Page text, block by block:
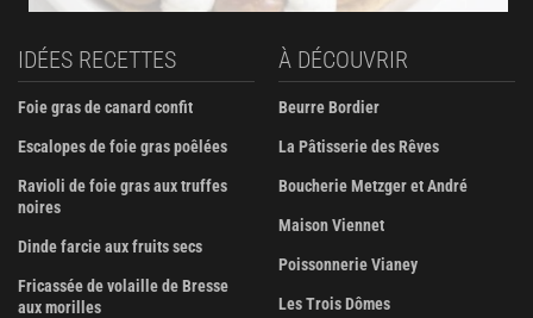
IDÉES RECETTES
Foie gras de canard confit
Escalopes de foie gras poêlées
Ravioli de foie gras aux truffes
noires
Dinde farcie aux fruits secs
Fricassée de volaille de Bresse
aux morilles
À DÉCOUVRIR
Beurre Bordier
La Pâtisserie des Rêves
Boucherie Metzger et André
Maison Viennet
Poissonnerie Vianey
Les Trois Dômes